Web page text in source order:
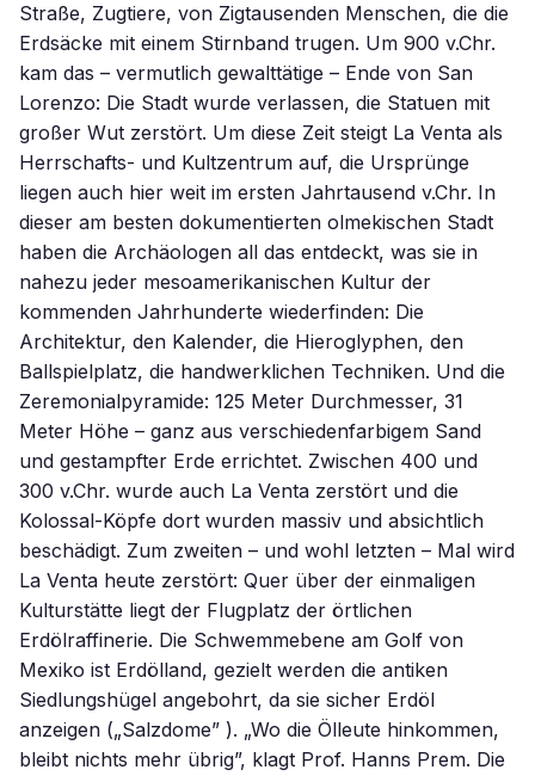
Straße, Zugtiere, von Zigtausenden Menschen, die die
Erdsäcke mit einem Stirnband trugen. Um 900 v.Chr.
kam das – vermutlich gewalttätige – Ende von San
Lorenzo: Die Stadt wurde verlassen, die Statuen mit
großer Wut zerstört. Um diese Zeit steigt La Venta als
Herrschafts- und Kultzentrum auf, die Ursprünge
liegen auch hier weit im ersten Jahrtausend v.Chr. In
dieser am besten dokumentierten olmekischen Stadt
haben die Archäologen all das entdeckt, was sie in
nahezu jeder mesoamerikanischen Kultur der
kommenden Jahrhunderte wiederfinden: Die
Architektur, den Kalender, die Hieroglyphen, den
Ballspielplatz, die handwerklichen Techniken. Und die
Zeremonialpyramide: 125 Meter Durchmesser, 31
Meter Höhe – ganz aus verschiedenfarbigem Sand
und gestampfter Erde errichtet. Zwischen 400 und
300 v.Chr. wurde auch La Venta zerstört und die
Kolossal-Köpfe dort wurden massiv und absichtlich
beschädigt. Zum zweiten – und wohl letzten – Mal wird
La Venta heute zerstört: Quer über der einmaligen
Kulturstätte liegt der Flugplatz der örtlichen
Erdölraffinerie. Die Schwemmebene am Golf von
Mexiko ist Erdölland, gezielt werden die antiken
Siedlungshügel angebohrt, da sie sicher Erdöl
anzeigen („Salzdome” ). „Wo die Ölleute hinkommen,
bleibt nichts mehr übrig”, klagt Prof. Hanns Prem. Die